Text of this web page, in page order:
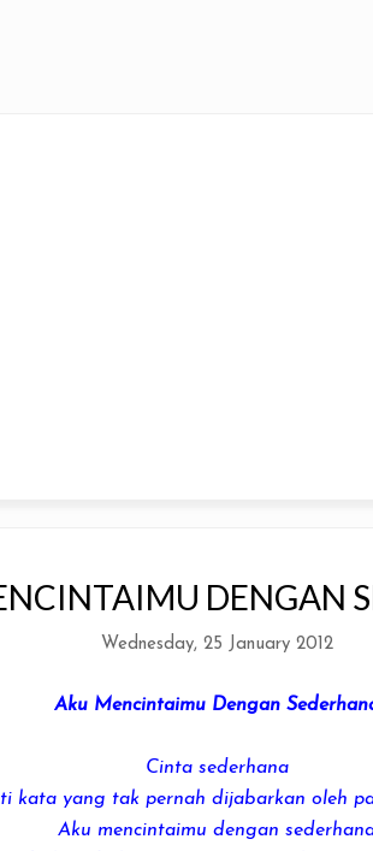
DENGAN
Wednesday, 25 January 2012
Aku Mencintaimu Dengan
Cinta sederhana
kata yang tak pernah dijabarkan oleh
Aku mencintaimu dengan